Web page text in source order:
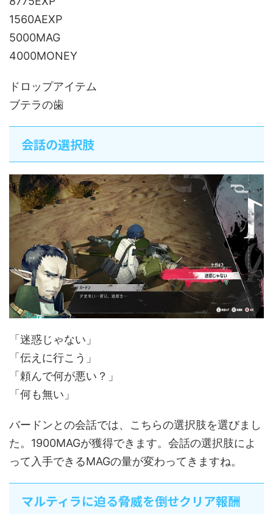
1560AEXP
5000MAG
4000MONEY
ドロップアイテム
ブテラの歯
会話の選択肢
「迷惑じゃない」
「伝えに行こう」
「頼んで何が悪い？」
「何も無い」
バードンとの会話では、こちらの選択肢を選びまし
た。1900MAGが獲得できます。会話の選択肢によ
って入手できるMAGの量が変わってきますね。
マルティラに迫る脅威を倒せクリア報酬